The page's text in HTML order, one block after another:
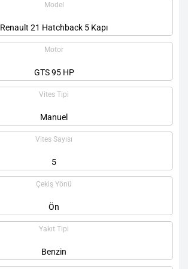
Model
Renault 21 Hatchback 5 Kapı
Motor
GTS 95 HP
Vites Tipi
Manuel
Vites Sayısı
5
Çekiş Yönü
Ön
Yakıt Tipi
Benzin